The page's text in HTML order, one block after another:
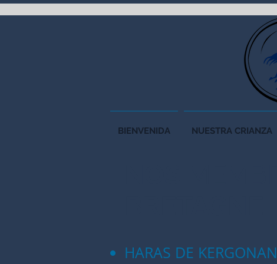
BIENVENIDA NUESTRA CRIANZA
HARAS DE KERGONAN